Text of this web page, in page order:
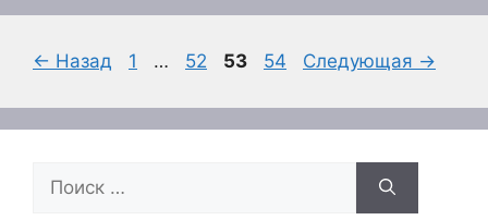
← Назад Страница
1 … Страница
52 Страница
53 Страница
54 Следующая →
Поиск: